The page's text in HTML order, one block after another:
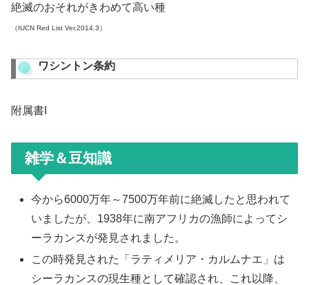
絶滅のおそれがきわめて高い種
（IUCN Red List Ver.2014.3）
ワシントン条約
附属書I
雑学＆豆知識
今から6000万年～7500万年前に絶滅したと思われて
いましたが、1938年に南アフリカの漁師によってシ
ーラカンスが発見されました。
この時発見された「ラティメリア・カルムナエ」は
シーラカンスの現生種として確認され、これ以降、